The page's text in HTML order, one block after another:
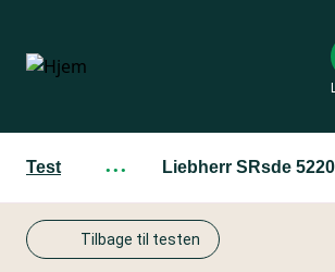
hovedindhold
Test ··· Liebherr SRsde
Tilbage til testen